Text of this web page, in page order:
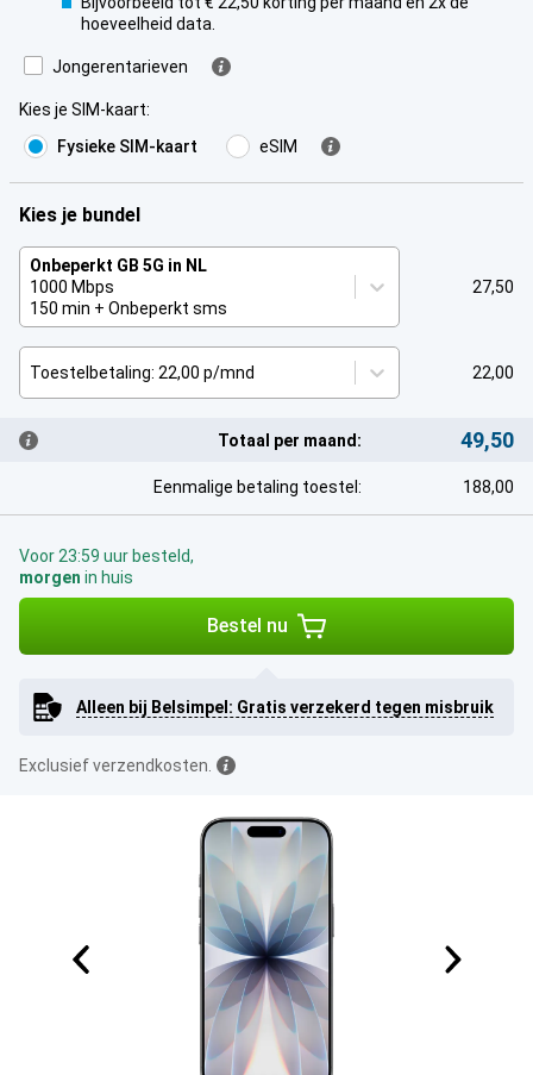
hoeveelheid data.
Jongerentarieven
Kies je SIM-kaart:
Fysieke SIM-kaart
eSIM
Kies je bundel
Onbeperkt GB 5G in NL
1000 Mbps
150 min + Onbeperkt sms
27,50
Toestelbetaling: 22,00 p/mnd 22,00
Totaal per maand: 49,50
Eenmalige betaling toestel: 188,00
Voor 23:59 uur besteld,
morgen in huis
Bestel nu
Alleen bij Belsimpel: Gratis verzekerd tegen misbruik
Exclusief verzendkosten.